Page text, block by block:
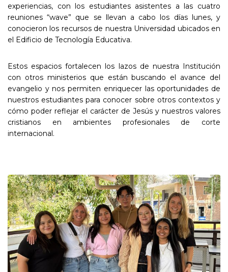
experiencias, con los estudiantes asistentes a las cuatro
reuniones “wave” que se llevan a cabo los días lunes, y
conocieron los recursos de nuestra Universidad ubicados en
el Edificio de Tecnología Educativa.
Estos espacios fortalecen los lazos de nuestra Institución
con otros ministerios que están buscando el avance del
evangelio y nos permiten enriquecer las oportunidades de
nuestros estudiantes para conocer sobre otros contextos y
cómo poder reflejar el carácter de Jesús y nuestros valores
cristianos en ambientes profesionales de corte
internacional.